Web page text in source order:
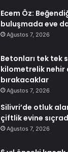
Ecem Öz:
buluşmada eve
Ağustos 7, 2026
Betonları tek tek
kilometrelik nehir
bırakacaklar
Ağustos 7, 2026
Silivri’de otluk
çiftlik evine
Ağustos 7, 2026